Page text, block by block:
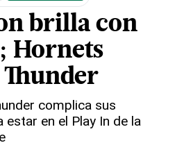
brilla con
Hornets
Thunder
complica sus
estar en el Play In de la